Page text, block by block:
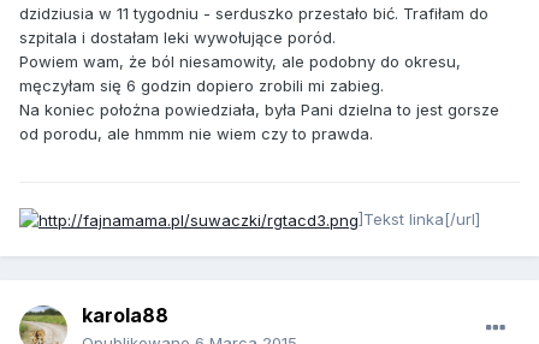
dzidziusia w 11 tygodniu - serduszko przestało bić. Trafiłam do
szpitala i dostałam leki wywołujące poród.
Powiem wam, że ból niesamowity, ale podobny do okresu,
męczyłam się 6 godzin dopiero zrobili mi zabieg.
Na koniec położna powiedziała, była Pani dzielna to jest gorsze
od porodu, ale hmmm nie wiem czy to prawda.
]Tekst linka[/url]
karola88